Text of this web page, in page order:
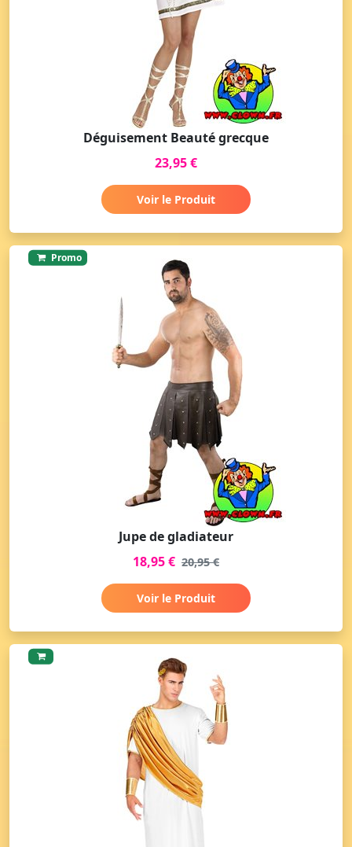
Déguisement Beauté grecque
23,95 €
Voir le Produit
Promo
Jupe de gladiateur
18,95 € 20,95 €
Voir le Produit